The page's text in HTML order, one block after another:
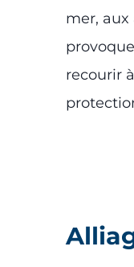
mer, aux
recourir